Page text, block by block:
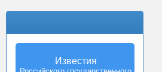
Известия
Izvestia: